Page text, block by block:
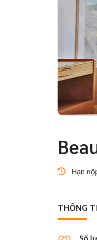
Hạn
THÔNG
Số